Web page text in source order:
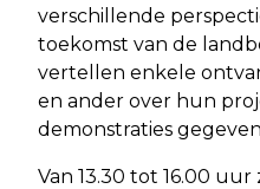
verschillende
toekomst van de
vertellen enkele
en ander over hun
demonstraties
Van 13.30 tot 16.00